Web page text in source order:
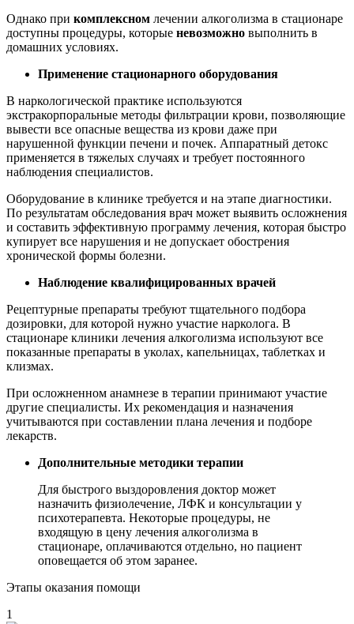
Однако при комплексном лечении алкоголизма в стационаре
доступны процедуры, которые невозможно выполнить в
домашних условиях.
Применение стационарного оборудования
В наркологической практике используются
экстракорпоральные методы фильтрации крови, позволяющие
вывести все опасные вещества из крови даже при
нарушенной функции печени и почек. Аппаратный детокс
применяется в тяжелых случаях и требует постоянного
наблюдения специалистов.
Оборудование в клинике требуется и на этапе диагностики.
По результатам обследования врач может выявить осложнения
и составить эффективную программу лечения, которая быстро
купирует все нарушения и не допускает обострения
хронической формы болезни.
Наблюдение квалифицированных врачей
Рецептурные препараты требуют тщательного подбора
дозировки, для которой нужно участие нарколога. В
стационаре клиники лечения алкоголизма используют все
показанные препараты в уколах, капельницах, таблетках и
клизмах.
При осложненном анамнезе в терапии принимают участие
другие специалисты. Их рекомендация и назначения
учитываются при составлении плана лечения и подборе
лекарств.
Дополнительные методики терапии
Для быстрого выздоровления доктор может
назначить физиолечение, ЛФК и консультации у
психотерапевта. Некоторые процедуры, не
входящую в цену лечения алкоголизма в
стационаре, оплачиваются отдельно, но пациент
оповещается об этом заранее.
Этапы оказания помощи
1